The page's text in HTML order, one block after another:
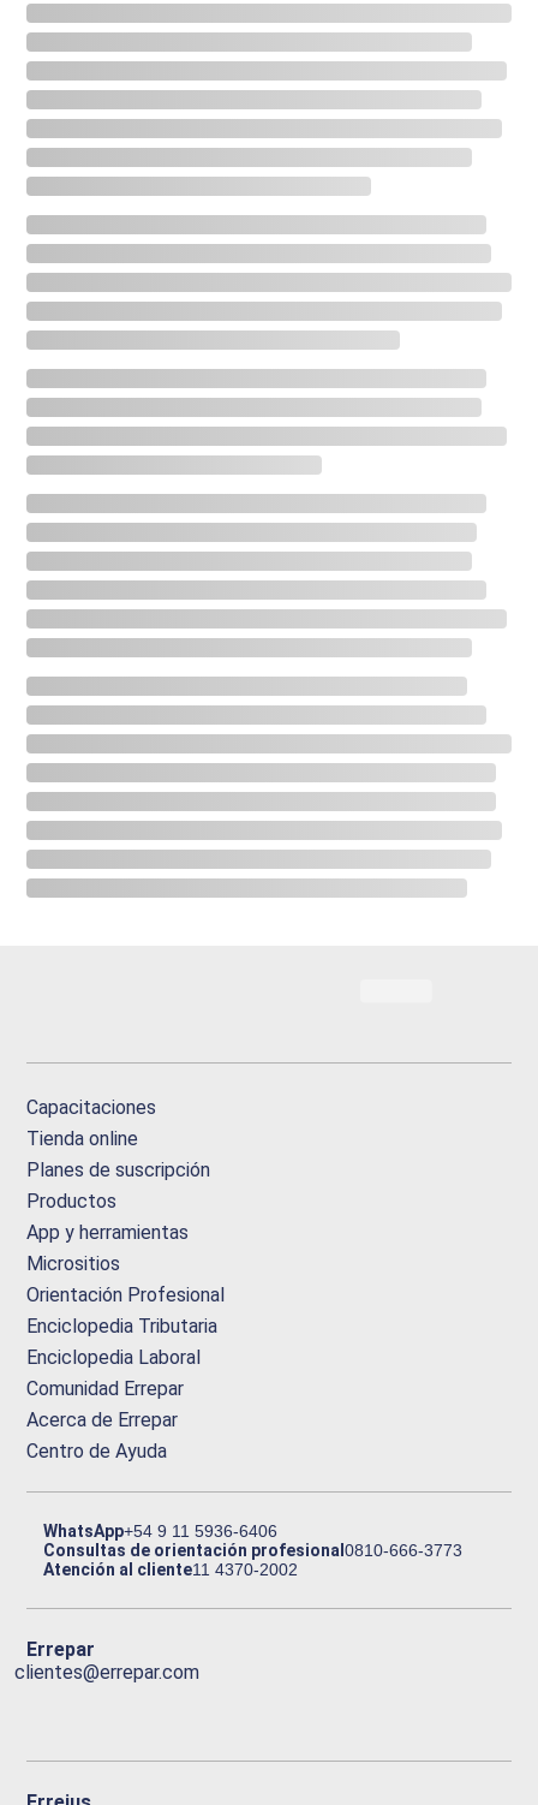
Capacitaciones
Tienda online
Planes de suscripción
Productos
App y herramientas
Micrositios
Orientación Profesional
Enciclopedia Tributaria
Enciclopedia Laboral
Comunidad Errepar
Acerca de Errepar
Centro de Ayuda
WhatsApp+54 9 11 5936-6406
Consultas de orientación profesional0810-666-3773
Atención al cliente11 4370-2002
Errepar
clientes@errepar.com